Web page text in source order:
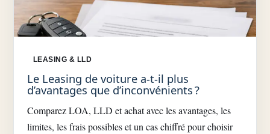
LEASING & LLD
Le Leasing de voiture a-t-il plus
d’avantages que d’inconvénients ?
Comparez LOA, LLD et achat avec les avantages, les
limites, les frais possibles et un cas chiffré pour choisir